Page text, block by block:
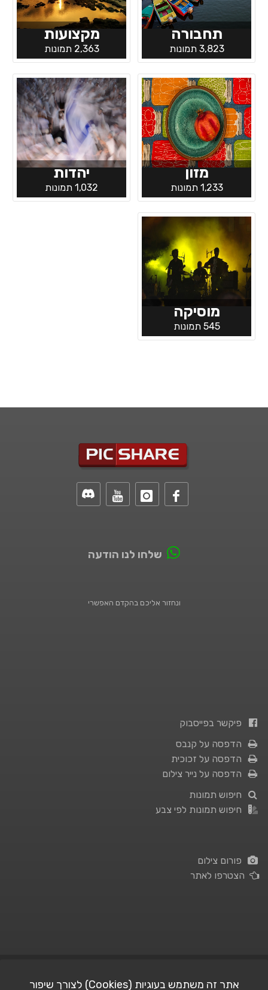
תחבורה
3,823 תמונות
מקצועות
2,363 תמונות
מזון
1,233 תמונות
יהדות
1,032 תמונות
מוסיקה
545 תמונות
שלחו לנו הודעה
ונחזור אליכם בהקדם האפשרי
פיקשר בפייסבוק
הדפסה על קנבס
הדפסה על זכוכית
הדפסה על נייר צילום
חיפוש תמונות
חיפוש תמונות לפי צבע
פורום צילום
הצטרפו לאתר
אתר זה משתמש בעוגיות (Cookies) לצורך שיפור